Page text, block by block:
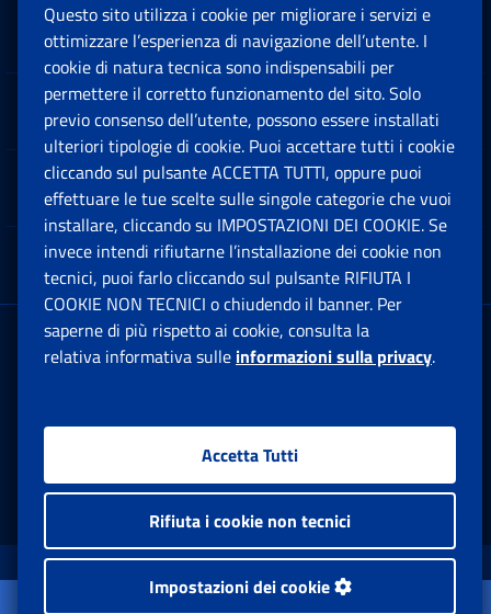
Sedi e Contatti
Software
Note Legali
App mobile
Sede Legale : Via Ciro il Grande, 21
00144 Roma
Facebook: Apre una nuova finestra
Twitter: Apre una nuova finestra
Whatsapp: Apre una nuova
Youtube: Apre una
Instagram:
www.inps.gov.it © 1997-2026
Questo sito utilizza i cookie per migliorare i servizi e
ottimizzare l’esperienza di navigazione dell’utente. I
cookie di natura tecnica sono indispensabili per
permettere il corretto funzionamento del sito. Solo
previo consenso dell’utente, possono essere installati
ulteriori tipologie di cookie. Puoi accettare tutti i cookie
cliccando sul pulsante ACCETTA TUTTI, oppure puoi
effettuare le tue scelte sulle singole categorie che vuoi
installare, cliccando su IMPOSTAZIONI DEI COOKIE. Se
invece intendi rifiutarne l’installazione dei cookie non
tecnici, puoi farlo cliccando sul pulsante RIFIUTA I
COOKIE NON TECNICI o chiudendo il banner. Per
saperne di più rispetto ai cookie, consulta la
relativa informativa sulle informazioni sulla privacy.
Accetta Tutti
Rifiuta i cookie non tecnici
Impostazioni dei cookie